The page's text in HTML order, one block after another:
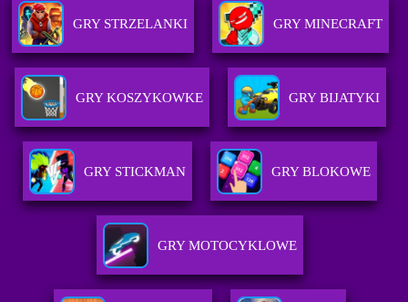
GRY STRZELANKI GRY MINECRAFT
GRY KOSZYKOWKE GRY BIJATYKI
GRY STICKMAN GRY BLOKOWE
GRY MOTOCYKLOWE